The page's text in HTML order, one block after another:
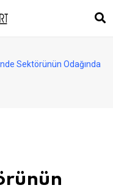
Sektörünün Odağında